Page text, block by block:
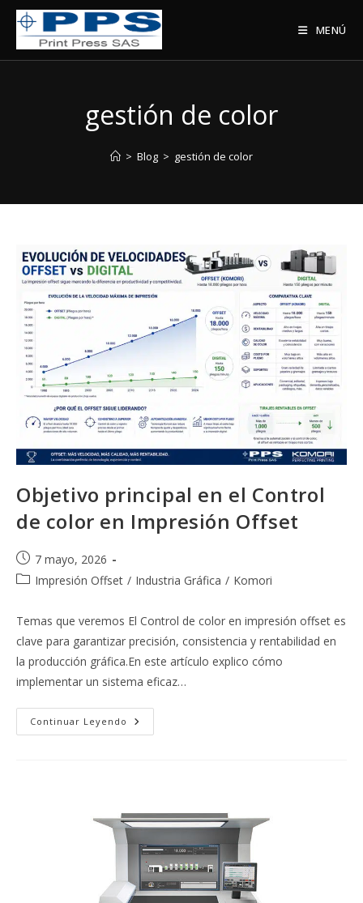
Saltar
contenido
MENÚ
gestión de color
> Blog > gestión de color
Objetivo principal en el Control
de color en Impresión Offset
Publicación
de
7 mayo, 2026
Categoría
la
entrada:
Impresión Offset / Industria Gráfica / Komori
Temas que veremos El Control de color en impresión offset es
clave para garantizar precisión, consistencia y rentabilidad en
la producción gráfica.En este artículo explico cómo
implementar un sistema eficaz…
Continuar Leyendo Objetivo
Principal
Impresión
Offset